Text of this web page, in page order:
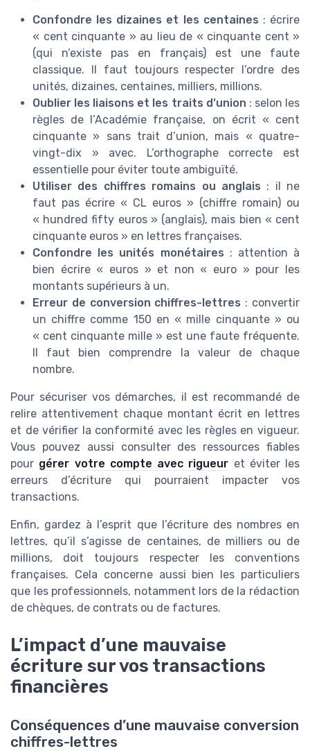
Confondre les dizaines et les centaines : écrire
« cent cinquante » au lieu de « cinquante cent »
(qui n’existe pas en français) est une faute
classique. Il faut toujours respecter l’ordre des
unités, dizaines, centaines, milliers, millions.
Oublier les liaisons et les traits d’union : selon les
règles de l’Académie française, on écrit « cent
cinquante » sans trait d’union, mais « quatre-
vingt-dix » avec. L’orthographe correcte est
essentielle pour éviter toute ambiguïté.
Utiliser des chiffres romains ou anglais : il ne
faut pas écrire « CL euros » (chiffre romain) ou
« hundred fifty euros » (anglais), mais bien « cent
cinquante euros » en lettres françaises.
Confondre les unités monétaires : attention à
bien écrire « euros » et non « euro » pour les
montants supérieurs à un.
Erreur de conversion chiffres-lettres : convertir
un chiffre comme 150 en « mille cinquante » ou
« cent cinquante mille » est une faute fréquente.
Il faut bien comprendre la valeur de chaque
nombre.
Pour sécuriser vos démarches, il est recommandé de
relire attentivement chaque montant écrit en lettres
et de vérifier la conformité avec les règles en vigueur.
Vous pouvez aussi consulter des ressources fiables
pour gérer votre compte avec rigueur et éviter les
erreurs d’écriture qui pourraient impacter vos
transactions.
Enfin, gardez à l’esprit que l’écriture des nombres en
lettres, qu’il s’agisse de centaines, de milliers ou de
millions, doit toujours respecter les conventions
françaises. Cela concerne aussi bien les particuliers
que les professionnels, notamment lors de la rédaction
de chèques, de contrats ou de factures.
L’impact d’une mauvaise
écriture sur vos transactions
financières
Conséquences d’une mauvaise conversion
chiffres-lettres